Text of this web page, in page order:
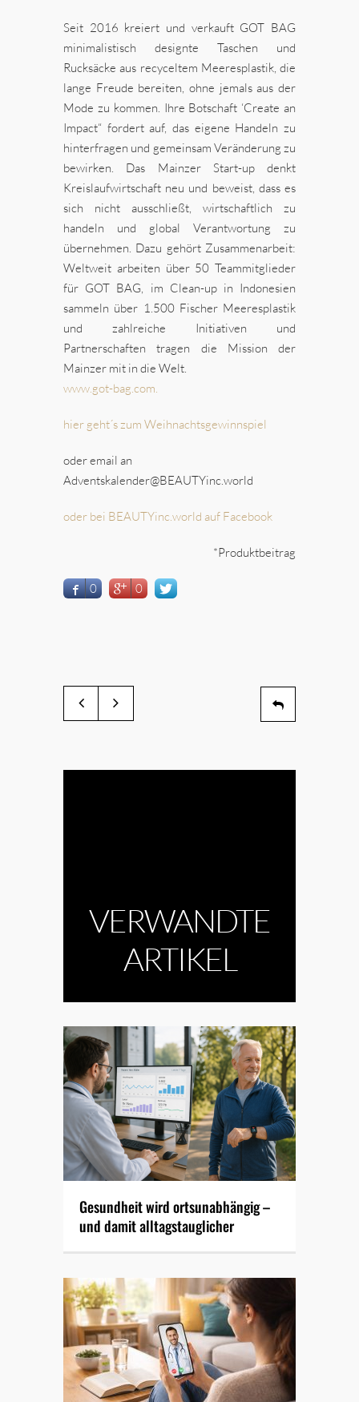
Seit 2016 kreiert und verkauft GOT BAG
minimalistisch designte Taschen und
Rucksäcke aus recyceltem Meeresplastik, die
lange Freude bereiten, ohne jemals aus der
Mode zu kommen. Ihre Botschaft ‘Create an
Impact“ fordert auf, das eigene Handeln zu
hinterfragen und gemeinsam Veränderung zu
bewirken. Das Mainzer Start-up denkt
Kreislaufwirtschaft neu und beweist, dass es
sich nicht ausschließt, wirtschaftlich zu
handeln und global Verantwortung zu
übernehmen. Dazu gehört Zusammenarbeit:
Weltweit arbeiten über 50 Teammitglieder
für GOT BAG, im Clean-up in Indonesien
sammeln über 1.500 Fischer Meeresplastik
und zahlreiche Initiativen und
Partnerschaften tragen die Mission der
Mainzer mit in die Welt.
www.got-bag.com.
hier geht´s zum Weihnachtsgewinnspiel
oder email an
Adventskalender@BEAUTYinc.world
oder bei BEAUTYinc.world auf Facebook
*Produktbeitrag
0 0
VERWANDTE
ARTIKEL
Gesundheit wird ortsunabhängig –
und damit alltagstauglicher